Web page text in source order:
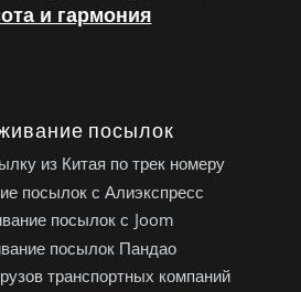
и гармония
посылок
из Китая по трек номеру
посылок с Алиэкспресс
посылок с Joom
посылок Пандао
транспортных компаний